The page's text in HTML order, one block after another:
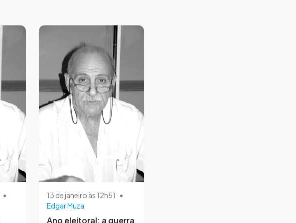
•
13 de janeiro às 12h51
•
Edgar Muza
Ano eleitoral: a guerra